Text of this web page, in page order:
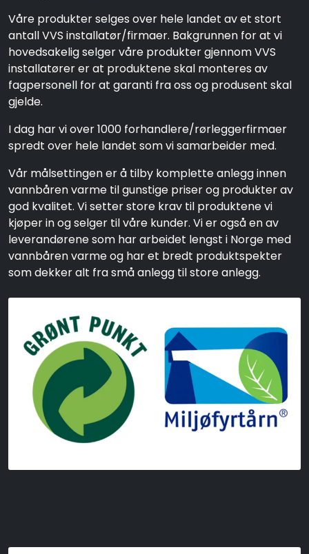
Våre produkter selges over hele landet av et stort
antall VVS installatør/firmaer. Bakgrunnen for at vi
hovedsakelig selger våre produkter gjennom VVS
installatører er at produktene skal monteres av
fagpersonell for at garanti fra oss og produsent skal
gjelde.
I dag har vi over 1000 forhandlere/rørleggerfirmaer
spredt over hele landet som vi samarbeider med.
Vår målsettingen er å tilby komplette anlegg innen
vannbåren varme til gunstige priser og produkter av
god kvalitet. Vi setter store krav til produktene vi
kjøper in og selger til våre kunder. Vi er også en av
leverandørene som har arbeidet lengst i Norge med
vannbåren varme og har et bredt produktspekter
som dekker alt fra små anlegg til store anlegg.